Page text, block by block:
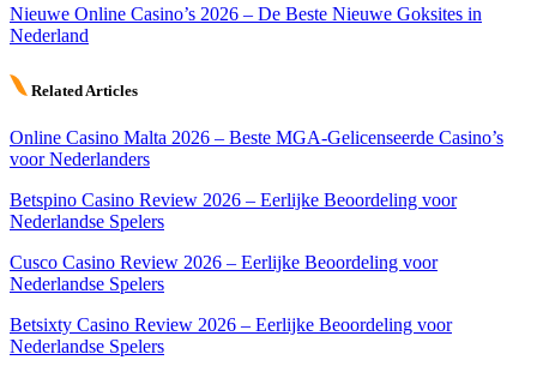
Nieuwe Online Casino’s 2026 – De Beste Nieuwe Goksites in
Nederland
Related Articles
Online Casino Malta 2026 – Beste MGA-Gelicenseerde Casino’s
voor Nederlanders
Betspino Casino Review 2026 – Eerlijke Beoordeling voor
Nederlandse Spelers
Cusco Casino Review 2026 – Eerlijke Beoordeling voor
Nederlandse Spelers
Betsixty Casino Review 2026 – Eerlijke Beoordeling voor
Nederlandse Spelers